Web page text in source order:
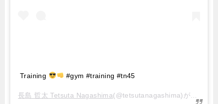
Training #gym #training #tn45
長島 哲太 Tetsuta Nagashima(@tetsutanagashima)がシェアした投稿 –